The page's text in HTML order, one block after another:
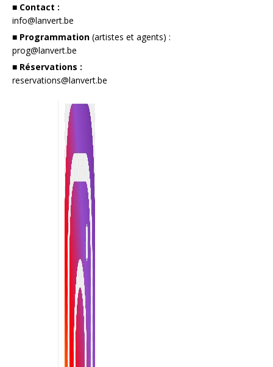
■ Contact :
info@lanvert.be
■ Programmation (artistes et agents) :
prog@lanvert.be
■ Réservations :
reservations@lanvert.be